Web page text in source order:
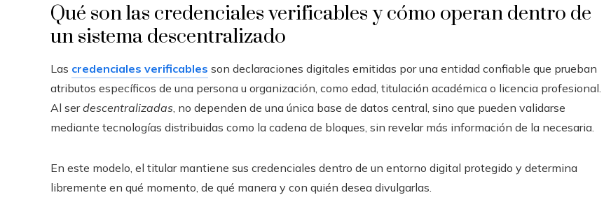
Qué son las credenciales verificables y cómo operan dentro de
un sistema descentralizado
Las credenciales verificables son declaraciones digitales emitidas por una entidad confiable que prueban
atributos específicos de una persona u organización, como edad, titulación académica o licencia profesional.
Al serdescentralizadas , no dependen de una única base de datos central, sino que pueden validarse
mediante tecnologías distribuidas como la cadena de bloques, sin revelar más información de la necesaria.
En este modelo, el titular mantiene sus credenciales dentro de un entorno digital protegido y determina
libremente en qué momento, de qué manera y con quién desea divulgarlas.